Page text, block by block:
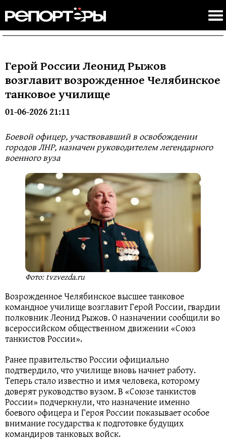
Герой России Леонид Рыжов
возглавит возрожденное Челябинское
танковое училище
01-06-2026 21:11
Боевой офицер, участвовавший в освобождении
городов ЛНР, назначен руководителем легендарного
военного вуза
Фото: tvzvezda.ru
Возрожденное Челябинское высшее танковое
командное училище возглавит Герой России, гвардии
полковник Леонид Рыжов. О назначении сообщили во
всероссийском общественном движении «Союз
танкистов России».
Ранее правительство России официально
подтвердило, что училище вновь начнет работу.
Теперь стало известно и имя человека, которому
доверят руководство вузом. В «Союзе танкистов
России» подчеркнули, что назначение именно
боевого офицера и Героя России показывает особое
внимание государства к подготовке будущих
командиров танковых войск.